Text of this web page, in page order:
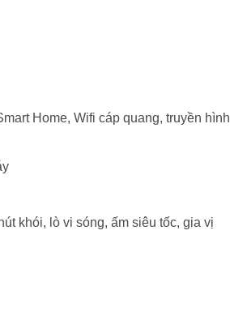
Home, Wifi cáp quang, truyền hình
khói, lò vi sóng, ấm siêu tốc, gia vị